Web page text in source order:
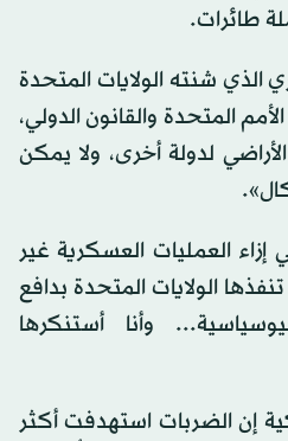
طائرات.
شنته الولايات المتحدة
المتحدة والقانون الدولي،
لدولة أخرى، ولا يمكن
إزاء العمليات العسكرية غير
الولايات المتحدة بدافع
وأنا أستنكرها
إن الضربات استهدفت أكثر